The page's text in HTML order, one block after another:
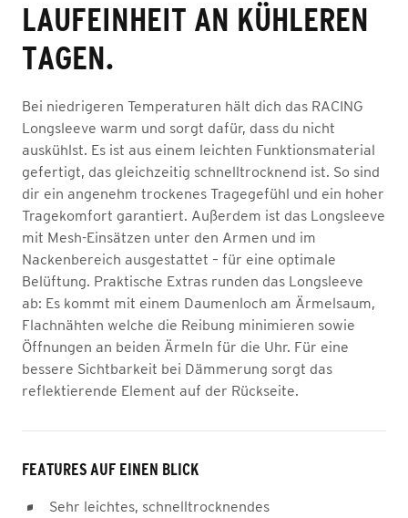
LAUFEINHEIT AN KÜHLEREN
TAGEN.
Bei niedrigeren Temperaturen hält dich das RACING
Longsleeve warm und sorgt dafür, dass du nicht
auskühlst. Es ist aus einem leichten Funktionsmaterial
gefertigt, das gleichzeitig schnelltrocknend ist. So sind
dir ein angenehm trockenes Tragegefühl und ein hoher
Tragekomfort garantiert. Außerdem ist das Longsleeve
mit Mesh-Einsätzen unter den Armen und im
Nackenbereich ausgestattet – für eine optimale
Belüftung. Praktische Extras runden das Longsleeve
ab: Es kommt mit einem Daumenloch am Ärmelsaum,
Flachnähten welche die Reibung minimieren sowie
Öffnungen an beiden Ärmeln für die Uhr. Für eine
bessere Sichtbarkeit bei Dämmerung sorgt das
reflektierende Element auf der Rückseite.
FEATURES AUF EINEN BLICK
Sehr leichtes, schnelltrocknendes